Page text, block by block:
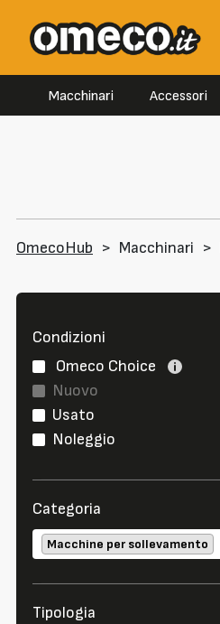
Macchinari Accessori
OmecoHub > Macchinari >
Condizioni
Omeco Choice
Nuovo
Usato
Noleggio
Categoria
Macchine per sollevamento
Tipologia